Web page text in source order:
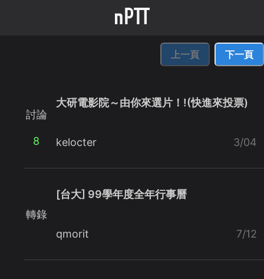
上一頁 下一頁
討論
8
大研電影院～由你來選片！!(快進來投票)
kelocter 3/04
轉錄
[台大] 99學年度全年行事曆
qmorit 7/12